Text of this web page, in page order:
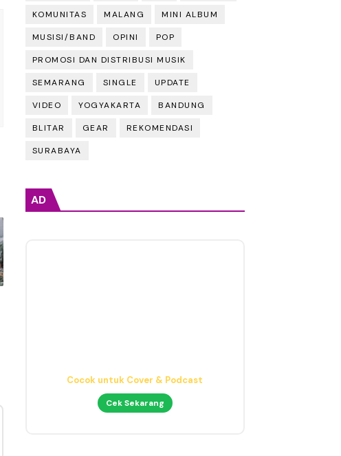
KOMUNITAS MALANG MINI ALBUM
MUSISI/BAND OPINI POP
PROMOSI DAN DISTRIBUSI MUSIK
SEMARANG SINGLE UPDATE
VIDEO YOGYAKARTA BANDUNG
BLITAR GEAR REKOMENDASI
SURABAYA
AD
Nyaman & Detail
Cek Sekarang